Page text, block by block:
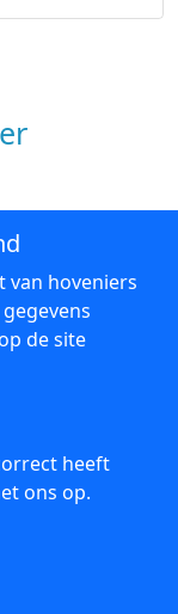
van hoveniers
de site
heeft
ons op.